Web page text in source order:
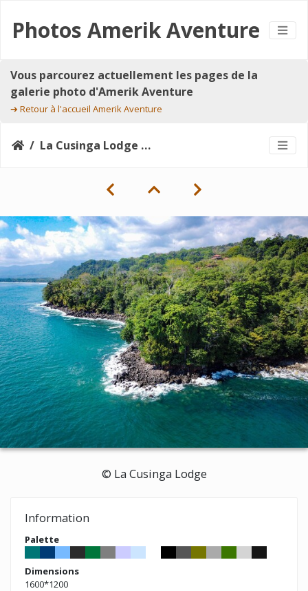
Photos Amerik Aventure
Vous parcourez actuellement les pages de la
galerie photo d'Amerik Aventure
➔ Retour à l'accueil Amerik Aventure
La Cusinga Lodge desde el Mar
© La Cusinga Lodge
Information
Palette
Dimensions
1600*1200